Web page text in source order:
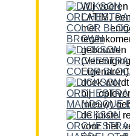
Wij
LATIM,
met
gebouwen
doek
bij
(nieuw)
de juiste
voor het